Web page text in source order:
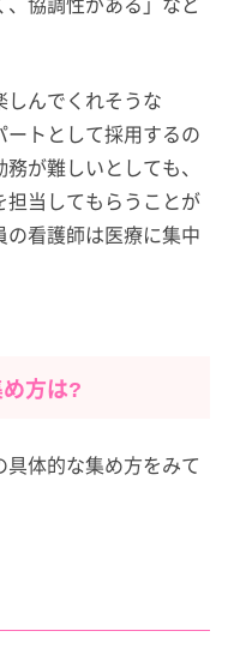
しんでくれそうな
ートとして採用するの
が難しいとしても、
当してもらうことが
看護師は医療に集中
方は?
体的な集め方をみて